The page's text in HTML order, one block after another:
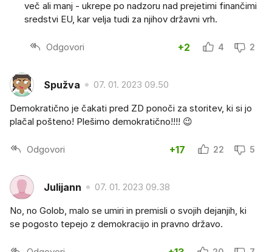
več ali manj - ukrepe po nadzoru nad prejetimi finančimi
sredstvi EU, kar velja tudi za njihov državni vrh.
Odgovori +2 4 2
Spužva 07. 01. 2023 09.50
Demokratično je čakati pred ZD ponoči za storitev, ki si jo
plačal pošteno! Plešimo demokratično!!!! 😉
Odgovori +17 22 5
Julijann 07. 01. 2023 09.38
No, no Golob, malo se umiri in premisli o svojih dejanjih, ki
se pogosto tepejo z demokracijo in pravno državo.